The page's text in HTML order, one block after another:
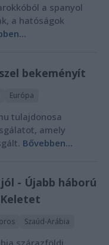
a spanyol
a hatóságok
bekeményít
Európa
tulajdonosa
amely
Bővebben...
- Újabb háború
Szaúd-Arábia
szárazföldi